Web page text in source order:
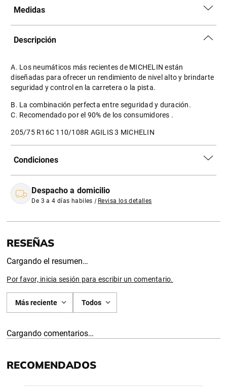
Medidas
Descripción
A. Los neumáticos más recientes de MICHELIN están
diseñadas para ofrecer un rendimiento de nivel alto y brindarte
seguridad y control en la carretera o la pista.
B. La combinación perfecta entre seguridad y duración.
C. Recomendado por el 90% de los consumidores .
205/75 R16C 110/108R AGILIS 3 MICHELIN
Condiciones
Despacho a domicilio
De 3 a 4 días habiles | Revisa los detalles
Cargando el resumen…
Por favor, inicia sesión para escribir un comentario.
Más reciente Todos
Cargando comentarios…
RECOMENDADOS